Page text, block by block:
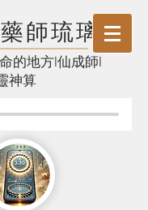
師琉璃
的地方l仙成師l
神算